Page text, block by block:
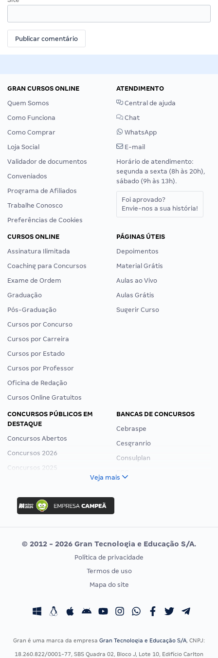
GRAN CURSOS ONLINE
Quem Somos
Como Funciona
Como Comprar
Loja Social
Validador de documentos
Conveniados
Programa de Afiliados
Trabalhe Conosco
Preferências de Cookies
ATENDIMENTO
Central de ajuda
Chat
WhatsApp
E-mail
Horário de atendimento:
segunda a sexta (8h às 20h),
sábado (9h às 13h).
Foi aprovado?
Envie-nos a sua história!
CURSOS ONLINE
Assinatura Ilimitada
Coaching para Concursos
Exame de Ordem
Graduação
Pós-Graduação
Cursos por Concurso
Cursos por Carreira
Cursos por Estado
Cursos por Professor
Oficina de Redação
Cursos Online Gratuitos
PÁGINAS ÚTEIS
Depoimentos
Material Grátis
Aulas ao Vivo
Aulas Grátis
Sugerir Curso
CONCURSOS PÚBLICOS EM
DESTAQUE
Concursos Abertos
Concursos 2026
Concursos 2025
Concurso Nacional Unificado
Concurso Ibama
Concurso MPU
Editais publicados
BANCAS DE CONCURSOS
Cebraspe
Cesgranrio
Consulplan
Vunesp
CONCURSOS POR PROFISSÃO
Concursos Fiscais
EXAME DE ORDEM
Calendário OAB
Veja mais
© 2012 - 2026 Gran Tecnologia e Educação S/A.
Política de privacidade
Termos de uso
Mapa do site
Gran é uma marca da empresa Gran Tecnologia e Educação S/A, CNPJ:
18.260.822/0001-77, SBS Quadra 02, Bloco J, Lote 10, Edifício Carlton